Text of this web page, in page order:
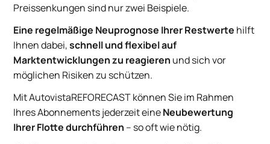
Preissenkungen sind nur zwei Beispiele.
Eine regelmäßige Neuprognose Ihrer Restwerte hilft
Ihnen dabei,schnell und flexibel auf
Marktentwicklungen zu reagieren und sich vor
möglichen Risiken zu schützen.
Mit AutovistaREFORECAST können Sie im Rahmen
Ihres Abonnements jederzeit eineNeubewertung
Ihrer Flotte durchführen – so oft wie nötig.